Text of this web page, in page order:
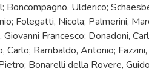
Ulderico;
Folegatti, Nicola; Palmerini,
Francesco; Donadoni,
Rambaldo, Antonio;
Bonarelli della Rovere,